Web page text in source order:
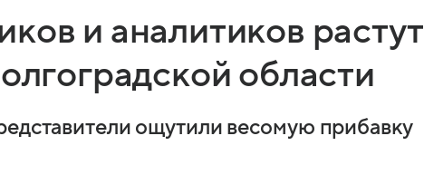
и аналитиков растут
области
ощутили весомую прибавку